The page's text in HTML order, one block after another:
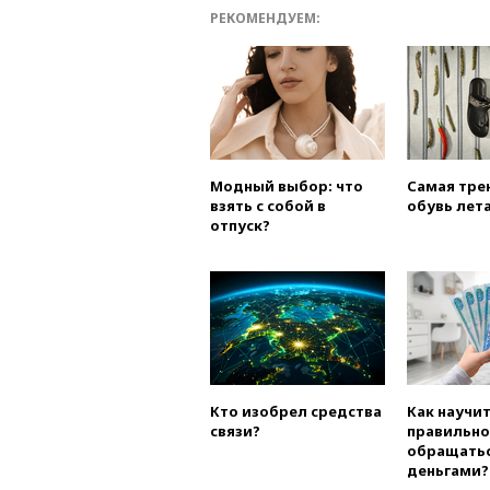
РЕКОМЕНДУЕМ:
Модный выбор: что
взять с собой в
отпуск?
Самая
обувь
Кто изобрел средства
связи?
Как
правильно
деньгами?